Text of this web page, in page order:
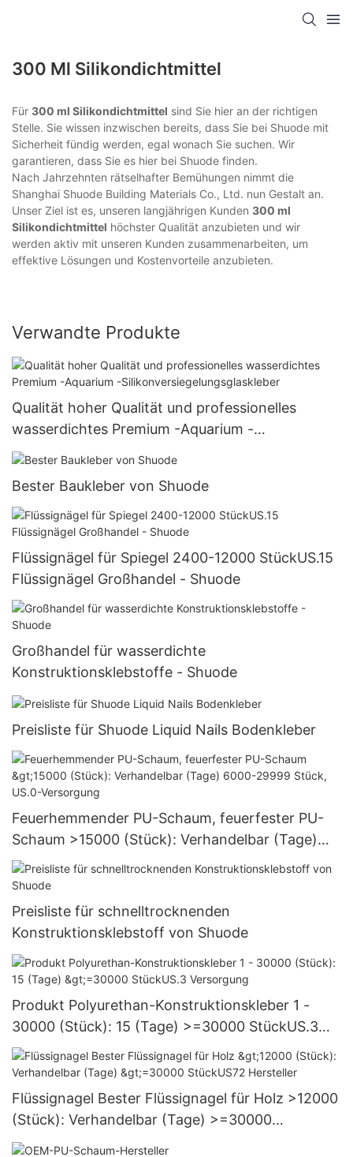
300 Ml Silikondichtmittel
Für 300 ml Silikondichtmittel sind Sie hier an der richtigen
Stelle. Sie wissen inzwischen bereits, dass Sie bei Shuode mit
Sicherheit fündig werden, egal wonach Sie suchen. Wir
garantieren, dass Sie es hier bei Shuode finden.
Nach Jahrzehnten rätselhafter Bemühungen nimmt die
Shanghai Shuode Building Materials Co., Ltd. nun Gestalt an.
Unser Ziel ist es, unseren langjährigen Kunden 300 ml
Silikondichtmittel höchster Qualität anzubieten und wir
werden aktiv mit unseren Kunden zusammenarbeiten, um
effektive Lösungen und Kostenvorteile anzubieten.
Verwandte Produkte
Qualität hoher Qualität und professionelles
wasserdichtes Premium -Aquarium -
Silikonversiegelungsglaskleber
Bester Baukleber von Shuode
Flüssignägel für Spiegel 2400-12000 StückUS.15
Flüssignägel Großhandel - Shuode
Großhandel für wasserdichte
Konstruktionsklebstoffe - Shuode
Preisliste für Shuode Liquid Nails Bodenkleber
Feuerhemmender PU-Schaum, feuerfester PU-
Schaum >15000 (Stück): Verhandelbar (Tage)
6000-29999 Stück, US.0-Versorgung
Preisliste für schnelltrocknenden
Konstruktionsklebstoff von Shuode
Produkt Polyurethan-Konstruktionskleber 1 -
30000 (Stück): 15 (Tage) >=30000 StückUS.3
Versorgung
Flüssignagel Bester Flüssignagel für Holz >12000
(Stück): Verhandelbar (Tage) >=30000
StückUS72 Hersteller